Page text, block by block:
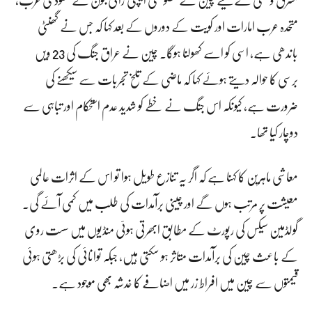
متحدہ عرب امارات اور کویت کے دوروں کے بعد کہا کہ جس نے گھنٹی
باندھی ہے، اسی کو اسے کھولنا ہوگا۔ چین نے عراق جنگ کی 23 ویں
برسی کا حوالہ دیتے ہوئے کہا کہ ماضی کے تلخ تجربات سے سیکھنے کی
ضرورت ہے، کیونکہ اس جنگ نے خطے کو شدید عدم استحکام اور تباہی سے
دوچار کیا تھا۔
معاشی ماہرین کا کہنا ہے کہ اگر یہ تنازع طویل ہوا تو اس کے اثرات عالمی
معیشت پر مرتب ہوں گے اور چینی برآمدات کی طلب میں کمی آئے گی۔
گولڈمین سیکس کی رپورٹ کے مطابق ابھرتی ہوئی منڈیوں میں سست روی
کے باعث چین کی برآمدات متاثر ہو سکتی ہیں، جبکہ توانائی کی بڑھتی ہوئی
قیمتوں سے چین میں افراط زر میں اضافے کا خدشہ بھی موجود ہے۔